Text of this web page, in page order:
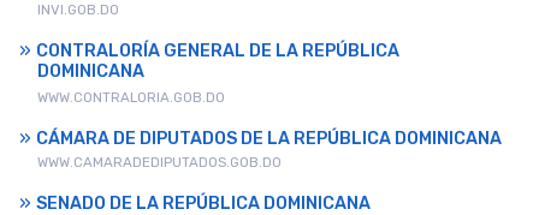
INVI.GOB.DO
CONTRALORÍA GENERAL DE LA REPÚBLICA
DOMINICANA
WWW.CONTRALORIA.GOB.DO
CÁMARA DE DIPUTADOS DE LA REPÚBLICA DOMINICANA
WWW.CAMARADEDIPUTADOS.GOB.DO
SENADO DE LA REPÚBLICA DOMINICANA